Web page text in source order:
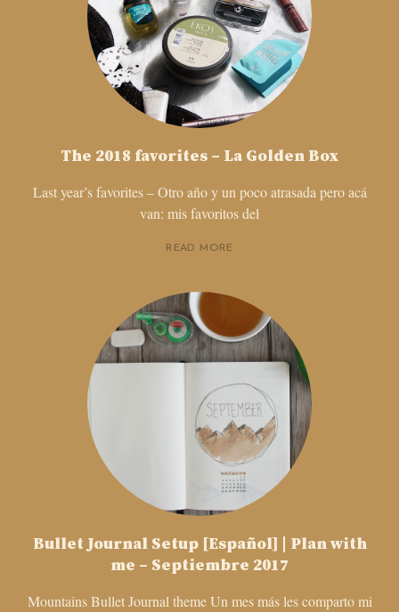
The 2018 favorites – La Golden Box
Last year’s favorites – Otro año y un poco atrasada pero acá
van: mis favoritos del
READ MORE
Bullet Journal Setup [Español] | Plan with
me – Septiembre 2017
Mountains Bullet Journal theme Un mes más les comparto mi